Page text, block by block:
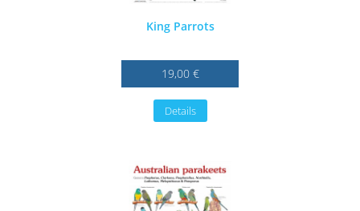
King Parrots
19,00 €
Details